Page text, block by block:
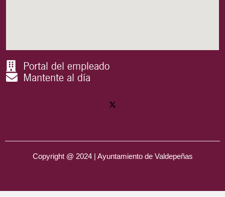
Portal del empleado
Mantente al día
Copyright @ 2024 | Ayuntamiento de Valdepeñas